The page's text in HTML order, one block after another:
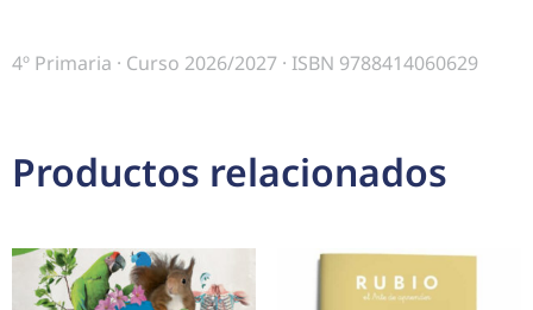
4º Primaria · Curso 2026/2027 · ISBN 9788414060629
Productos relacionados